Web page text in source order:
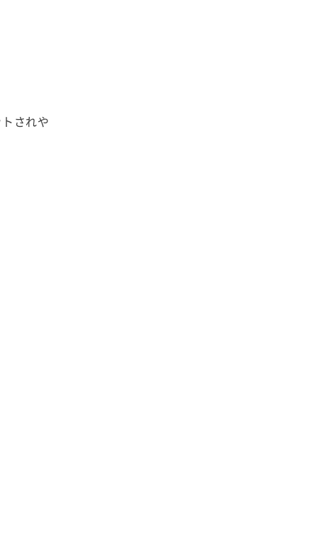
されや